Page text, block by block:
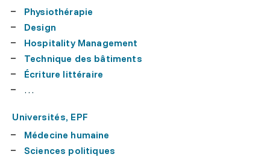
Physiothérapie
Design
Hospitality Management
Technique des bâtiments
Écriture littéraire
…
Universités, EPF
Médecine humaine
Sciences politiques